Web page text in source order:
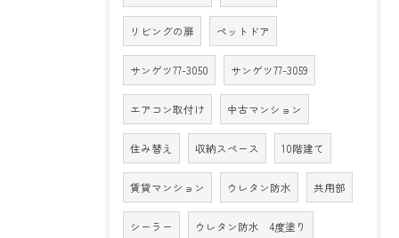
リビングの扉 ペットドア
サンゲツ77-3050 サンゲツ77-3059
エアコン取付け 中古マンション
住み替え 収納スペース 10階建て
賃貸マンション ウレタン防水 共用部
シーラー ウレタン防水 4度塗り